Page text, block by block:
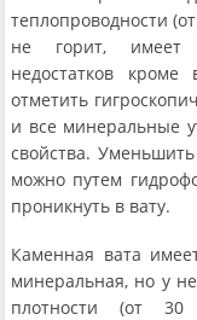
теплопроводности
не горит, имеет
недостатков
отметить
и все минеральные
свойства.
можно путем
проникнуть в вату.
Каменная вата
минеральная, но у
плотности (от